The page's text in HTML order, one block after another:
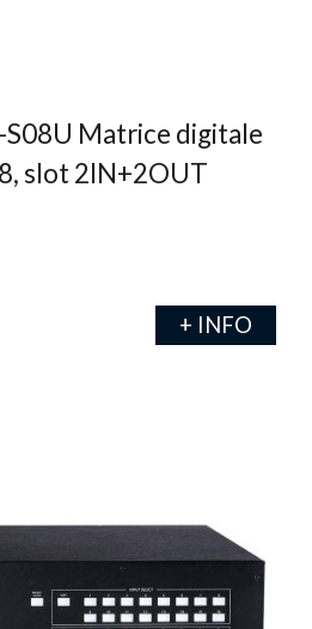
S08U Matrice digitale
slot 2IN+2OUT
+ INFO